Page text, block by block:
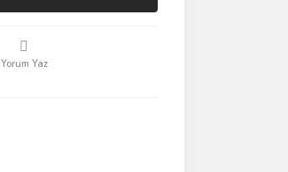
Yorum Yaz